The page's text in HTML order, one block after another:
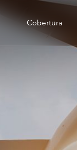
Cobertura